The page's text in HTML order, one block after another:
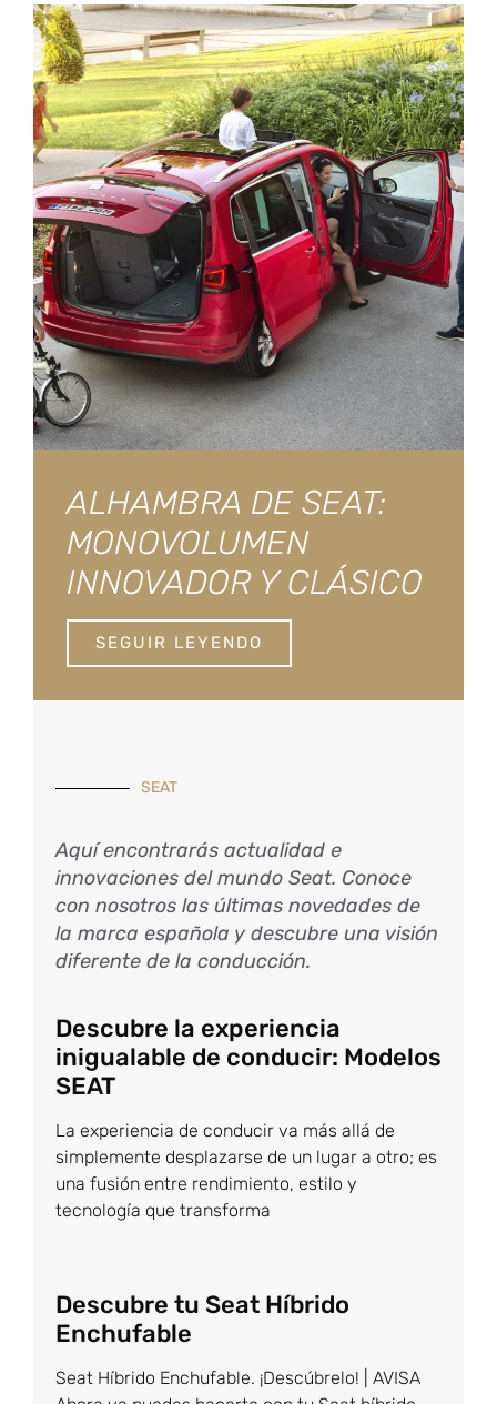
ALHAMBRA DE SEAT:
MONOVOLUMEN
INNOVADOR Y CLÁSICO
SEGUIR LEYENDO
SEAT
Aquí encontrarás actualidad e
innovaciones del mundo Seat. Conoce
con nosotros las últimas novedades de
la marca española y descubre una visión
diferente de la conducción.
Descubre la experiencia
inigualable de conducir: Modelos
SEAT
La experiencia de conducir va más allá de
simplemente desplazarse de un lugar a otro; es
una fusión entre rendimiento, estilo y
tecnología que transforma
Descubre tu Seat Híbrido
Enchufable
Seat Híbrido Enchufable. ¡Descúbrelo! | AVISA